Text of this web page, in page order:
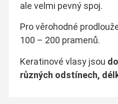
ale velmi pevný spoj.
Pro věrohodné
100 – 200 pramenů.
Keratinové vlasy jsou
různých odstínech,